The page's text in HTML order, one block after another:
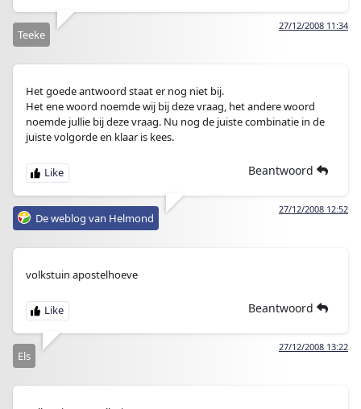
27/12/2008 11:34
Teeke
Het goede antwoord staat er nog niet bij.
Het ene woord noemde wij bij deze vraag, het andere woord
noemde jullie bij deze vraag. Nu nog de juiste combinatie in de
juiste volgorde en klaar is kees.
Beantwoord
27/12/2008 12:52
De weblog van Helmond
volkstuin apostelhoeve
Beantwoord
27/12/2008 13:22
Els